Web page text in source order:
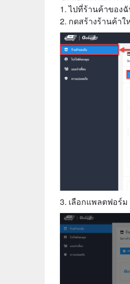
1. ไปที่ร้านค้าของ
2. กดสร้างร้านค้าใ
3. เลือกแพลตฟอร์